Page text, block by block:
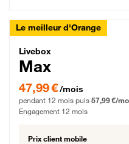
Le meilleur d'Orange
Livebox Max
Livebox
Max
47,99 € par mois pendant 12
47,99 €/mois
pendant 12 mois puis 57,99 €/
Engagement 12 mois
Prix client mobile